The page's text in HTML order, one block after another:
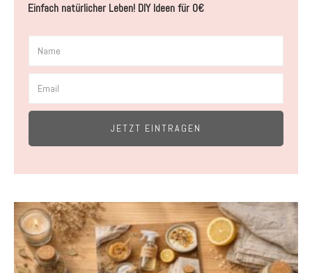
Einfach natürlicher Leben! DIY Ideen für 0€
JETZT EINTRAGEN